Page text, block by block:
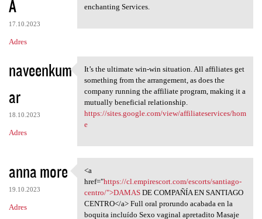
A
17.10.2023
Adres
enchanting Services.
naveenkum
ar
18.10.2023
Adres
It’s the ultimate win-win
It’s the ultimate win-win situation. All affiliates get
something from the arrangement, as does the
company running the affiliate program, making it a
mutually beneficial relationship.
https://sites.google.com/view/affiliateservices/hom
e
anna more
19.10.2023
Adres
<a href="https://cl
<a
href="https://cl.empirescort.com/escorts/santiago-
centro/">DAMASDE COMPAÑÍA EN SANTIAGO
CENTRO</a> Full oral prorundo acabada en la
boquita incluído Sexo vaginal apretadito Masaje